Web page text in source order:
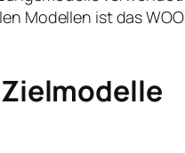
Modellen ist das